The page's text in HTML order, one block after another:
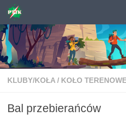
Skip to content
KLUBY/KOŁA / KOŁO
Bal przebierańców